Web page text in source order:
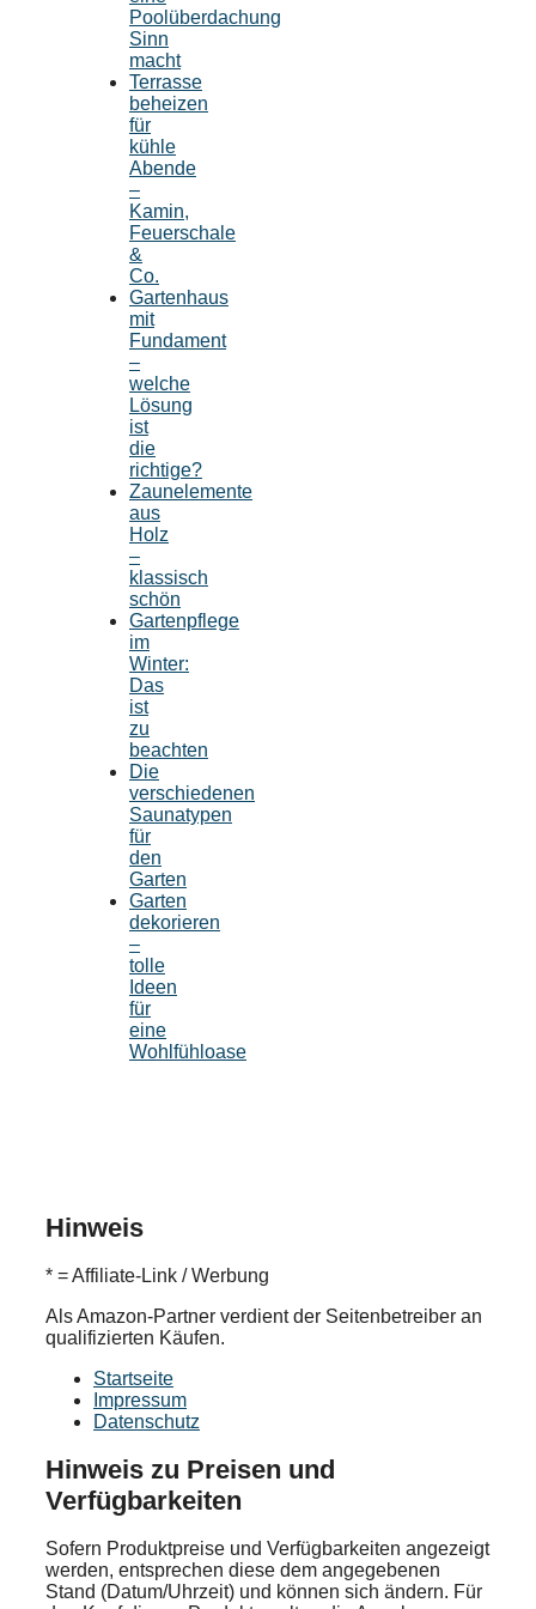
Poolüberdachung
Sinn
macht
Terrasse
beheizen
für
kühle
Abende
–
Kamin,
Feuerschale
&
Co.
Gartenhaus
mit
Fundament
–
welche
Lösung
ist
die
richtige?
Zaunelemente
aus
Holz
–
klassisch
schön
Gartenpflege
im
Winter:
Das
ist
zu
beachten
Die
verschiedenen
Saunatypen
für
den
Garten
Garten
dekorieren
–
tolle
Ideen
für
eine
Wohlfühloase
Hinweis
* = Affiliate-Link / Werbung
Als Amazon-Partner verdient der Seitenbetreiber an
qualifizierten Käufen.
Startseite
Impressum
Datenschutz
Hinweis zu Preisen und
Verfügbarkeiten
Sofern Produktpreise und Verfügbarkeiten angezeigt
werden, entsprechen diese dem angegebenen
Stand (Datum/Uhrzeit) und können sich ändern. Für